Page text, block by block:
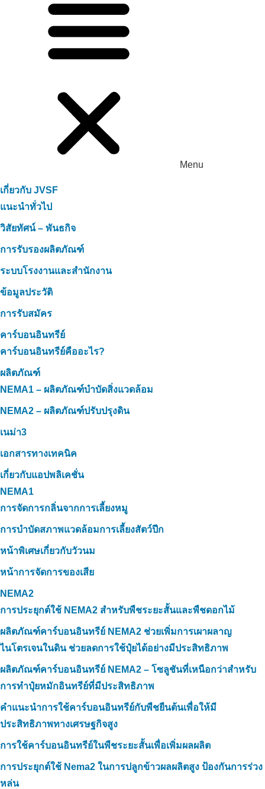
Menu
เกี่ยวกับ JVSF
แนะนำทั่วไป
วิสัยทัศน์ – พันธกิจ
การรับรองผลิตภัณฑ์
ระบบโรงงานและสำนักงาน
ข้อมูลประวัติ
การรับสมัคร
คาร์บอนอินทรีย์
คาร์บอนอินทรีย์คืออะไร?
ผลิตภัณฑ์
NEMA1 – ผลิตภัณฑ์บำบัดสิ่งแวดล้อม
NEMA2 – ผลิตภัณฑ์ปรับปรุงดิน
เนม่า3
เอกสารทางเทคนิค
เกี่ยวกับแอปพลิเคชั่น
NEMA1
การจัดการกลิ่นจากการเลี้ยงหมู
การบำบัดสภาพแวดล้อมการเลี้ยงสัตว์ปีก
หน้าพิเศษเกี่ยวกับวัวนม
หน้าการจัดการของเสีย
NEMA2
การประยุกต์ใช้ NEMA2 สำหรับพืชระยะสั้นและพืชดอกไม้
ผลิตภัณฑ์คาร์บอนอินทรีย์ NEMA2 ช่วยเพิ่มการเผาผลาญ
ไนโตรเจนในดิน ช่วยลดการใช้ปุ๋ยได้อย่างมีประสิทธิภาพ
ผลิตภัณฑ์คาร์บอนอินทรีย์ NEMA2 – โซลูชันที่เหนือกว่าสำหรับ
การทำปุ๋ยหมักอินทรีย์ที่มีประสิทธิภาพ
คำแนะนำการใช้คาร์บอนอินทรีย์กับพืชยืนต้นเพื่อให้มี
ประสิทธิภาพทางเศรษฐกิจสูง
การใช้คาร์บอนอินทรีย์ในพืชระยะสั้นเพื่อเพิ่มผลผลิต
การประยุกต์ใช้ Nema2 ในการปลูกข้าวผลผลิตสูง ป้องกันการร่วง
หล่น